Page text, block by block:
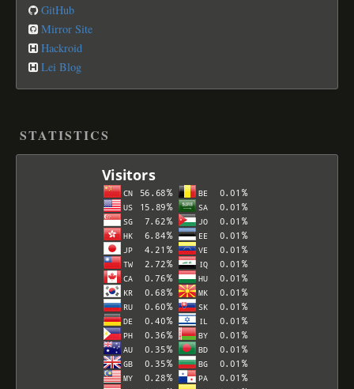
GitHub
Mirror Site
Hackroid
Lei Blog
STATISTICS